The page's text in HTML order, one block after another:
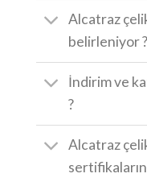
Alcatraz
belirleniyor ?
İndirim ve
?
Alcatraz